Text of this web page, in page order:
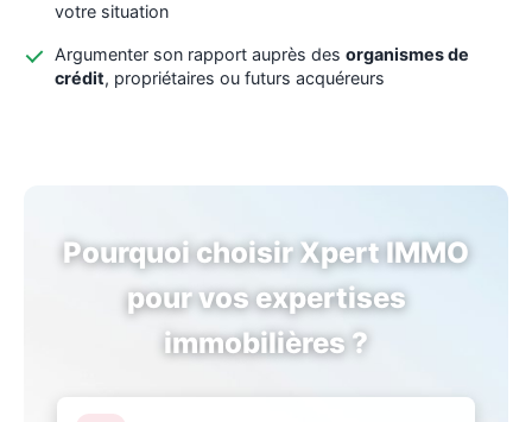
votre situation
Argumenter son rapport auprès des organismes de
crédit, propriétaires ou futurs acquéreurs
Pourquoi choisir Xpert IMMO
pour vos expertises
immobilières ?